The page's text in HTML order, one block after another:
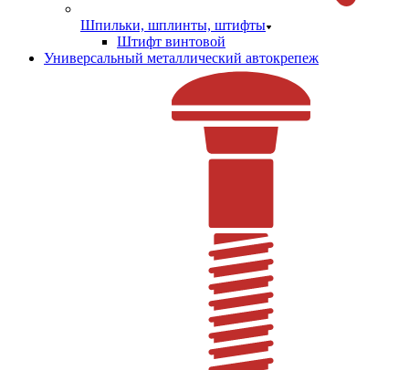
Шпильки, шплинты, штифты
Штифт винтовой
Универсальный металлический автокрепеж